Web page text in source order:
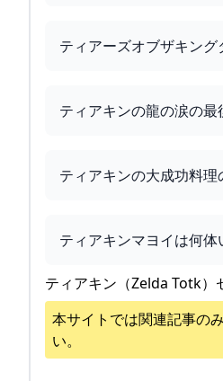
ティアーズオブザキン
ティアキンの龍の涙の最
ティアキンの大成功料理
ティアキンマヨイは何体
ティアキン（Zelda Totk）
本サイトでは関連記事の
い。